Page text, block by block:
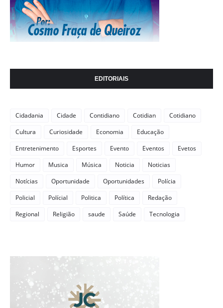
EDITORIAIS
Cidadania Cidade Contidiano Cotidian
Cotidiano
Cultura
Curiosidade Economia
Educação
Entretenimento
Esportes Evento Eventos
Evetos
Humor
Musica Música Noticia
Noticias
Notícias
Oportunidade Oportunidades
Polícia
Policial
Polícial Politica Política
Redação
Regional
Religião saude Saúde Tecnologia